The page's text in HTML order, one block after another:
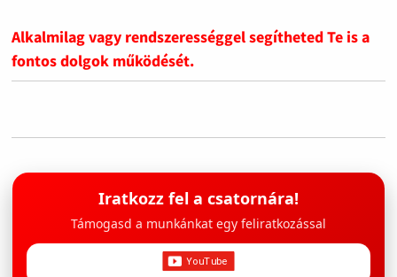
Alkalmilag vagy rendszerességgel segítheted Te is a
fontos dolgok működését.
Iratkozz fel a csatornára!
Támogasd a munkánkat egy feliratkozással